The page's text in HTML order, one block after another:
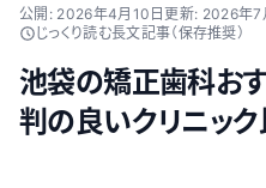
公開: 2026年4月10日更新: 2026年7
じっくり読む長文記事（保存推奨）
池袋の矯正歯科お
判の良いクリニック